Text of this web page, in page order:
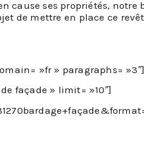
cause ses propriétés, notre
de mettre en place ce
»fr » paragraphs= »3″]
façade » limit= »10″]